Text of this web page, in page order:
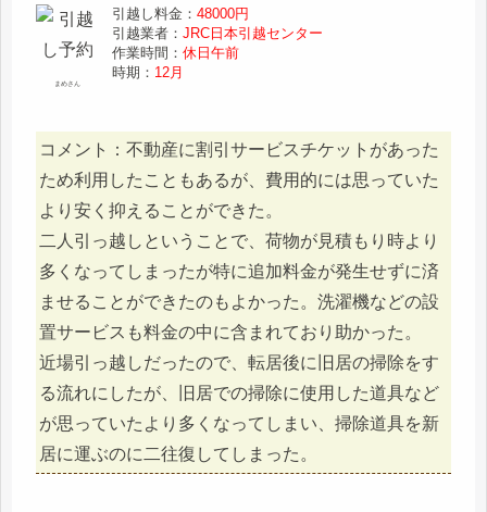
まめさん
引越し料金：48000円
引越業者：JRC日本引越センター
作業時間：休日午前
時期： 12月
コメント：不動産に割引サービスチケットがあった
ため利用したこともあるが、費用的には思っていた
より安く抑えることができた。
二人引っ越しということで、荷物が見積もり時より
多くなってしまったが特に追加料金が発生せずに済
ませることができたのもよかった。洗濯機などの設
置サービスも料金の中に含まれており助かった。
近場引っ越しだったので、転居後に旧居の掃除をす
る流れにしたが、旧居での掃除に使用した道具など
が思っていたより多くなってしまい、掃除道具を新
居に運ぶのに二往復してしまった。